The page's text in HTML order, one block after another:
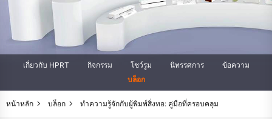
เกี่ยวกับ HPRT กิจกรรม โชว์รูม นิทรรศการ
ข้อความ
บล็อก
หน้าหลัก บล็อก ทำความรู้จักกับผู้พิมพ์สิ่งทอ: คู่มือที่ครอบคลุม